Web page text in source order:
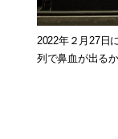
2022年２月27日
列で鼻血が出る